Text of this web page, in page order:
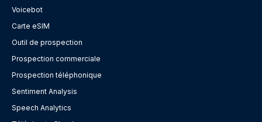
Voicebot
Carte eSIM
Outil de prospection
Prospection commerciale
Prospection téléphonique
Sentiment Analysis
Speech Analytics